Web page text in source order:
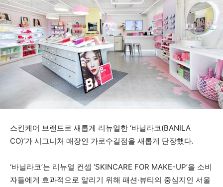
스킨케어 브랜드로 새롭게 리뉴얼한 ‘바닐라코(BANILA
CO)’가 시그니처 매장인 가로수길점을 새롭게 단장했다.
‘바닐라코’는 리뉴얼 컨셉 ‘SKINCARE FOR MAKE-UP’을 소비
자들에게 효과적으로 알리기 위해 패션·뷰티의 중심지인 서울